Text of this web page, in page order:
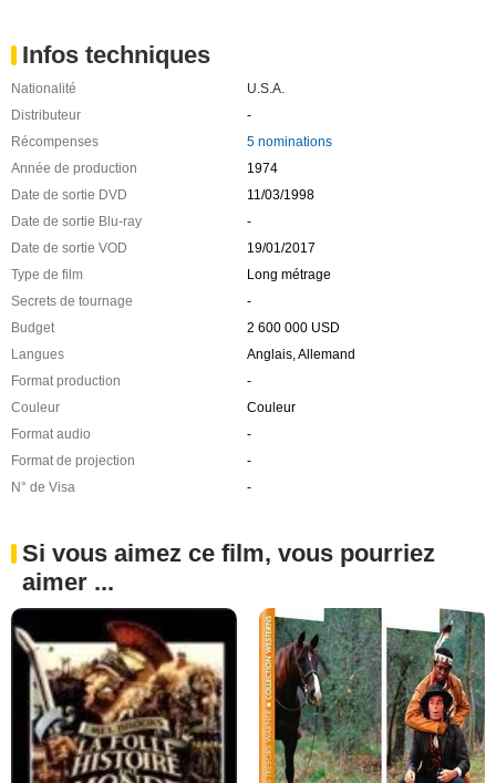
Infos techniques
Nationalité
U.S.A.
Distributeur
-
Récompenses
5 nominations
Année de production
1974
Date de sortie DVD
11/03/1998
Date de sortie Blu-ray
-
Date de sortie VOD
19/01/2017
Type de film
Long métrage
Secrets de tournage
-
Budget
2 600 000 USD
Langues
Anglais, Allemand
Format production
-
Couleur
Couleur
Format audio
-
Format de projection
-
N° de Visa
-
Si vous aimez ce film, vous pourriez
aimer ...